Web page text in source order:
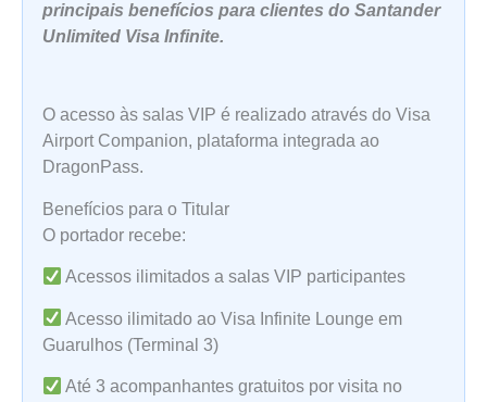
principais benefícios para clientes do Santander
Unlimited Visa Infinite.
O acesso às salas VIP é realizado através do Visa
Airport Companion, plataforma integrada ao
DragonPass.
Benefícios para o Titular
O portador recebe:
Acessos ilimitados a salas VIP participantes
Acesso ilimitado ao Visa Infinite Lounge em
Guarulhos (Terminal 3)
Até 3 acompanhantes gratuitos por visita no